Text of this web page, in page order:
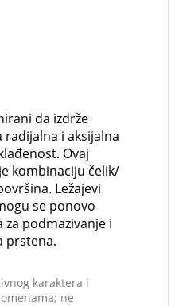
da izdrže
i aksijalna
Ovaj
kombinaciju čelik/
Ležajevi
se ponovo
podmazivanje i
prstena.
karaktera i
ne